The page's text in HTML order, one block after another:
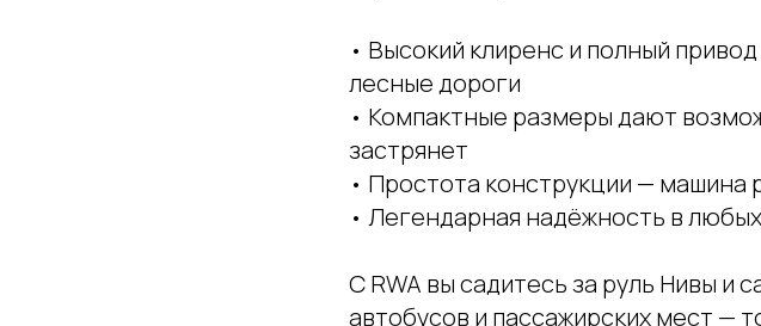
• Высокий клиренс и полный
лесные дороги
• Компактные размеры дают
застрянет
• Простота конструкции — машина
• Легендарная надёжность в
С RWA вы садитесь за руль Нивы и
автобусов и пассажирских мест —